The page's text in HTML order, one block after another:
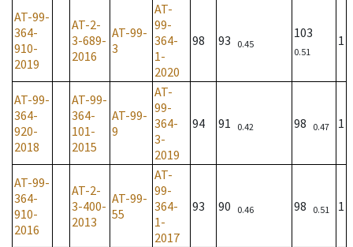
AT-99-
364-
910-
2019
AT-2-
3-689-
2016
AT-99-
3
AT-
99-
364-
1-
2020
98 93 0.45
103
0.51
1
AT-99-
364-
920-
2018
AT-99-
364-
101-
2015
AT-99-
9
AT-
99-
364-
3-
2019
94 91 0.42 98 0.47 1
AT-99-
364-
910-
2016
AT-2-
3-400-
2013
AT-99-
55
AT-
99-
364-
1-
2017
93 90 0.46 98 0.51 1